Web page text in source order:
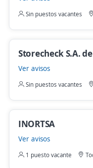
Sin puestos vacantes
Storecheck S.A. de
Ver avisos
Sin puestos vacantes
INORTSA
Ver avisos
1 puesto vacante